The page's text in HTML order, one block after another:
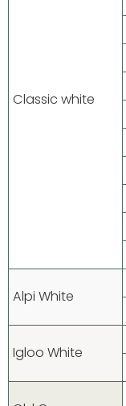
Classic white
Alpi White
Igloo White